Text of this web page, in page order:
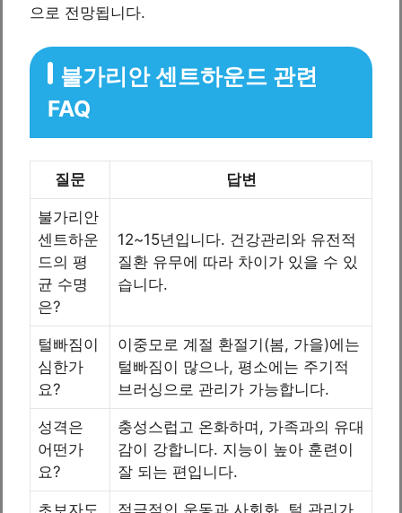
으로 전망됩니다.
불가리안 센트하운드 관련
FAQ
질문 답변
불가리안
센트하운
드의 평
균 수명
은?
12~15년입니다. 건강관리와 유전적
질환 유무에 따라 차이가 있을 수 있
습니다.
털빠짐이
심한가
요?
이중모로 계절 환절기(봄, 가을)에는
털빠짐이 많으나, 평소에는 주기적
브러싱으로 관리가 가능합니다.
성격은
어떤가
요?
충성스럽고 온화하며, 가족과의 유대
감이 강합니다. 지능이 높아 훈련이
잘 되는 편입니다.
초보자도
적극적인 운동과 사회화, 털 관리가